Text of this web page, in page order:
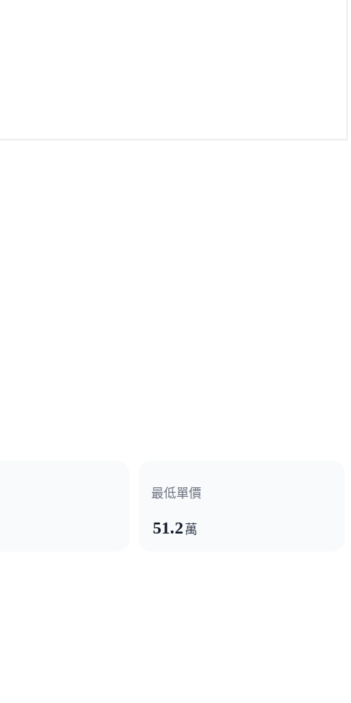
最低單價
51.2 萬